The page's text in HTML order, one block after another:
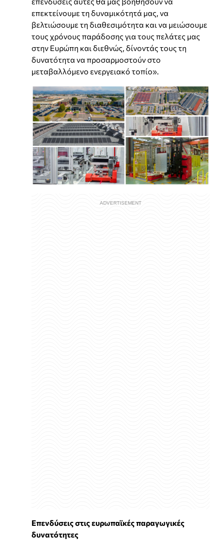
επεκτείνουμε τη δυναμικότητά μας, να
βελτιώσουμε τη διαθεσιμότητα και να μειώσουμε
τους χρόνους παράδοσης για τους πελάτες μας
στην Ευρώπη και διεθνώς, δίνοντάς τους τη
δυνατότητα να προσαρμοστούν στο
μεταβαλλόμενο ενεργειακό τοπίο».
Επενδύσεις στις ευρωπαϊκές παραγωγικές
δυνατότητες